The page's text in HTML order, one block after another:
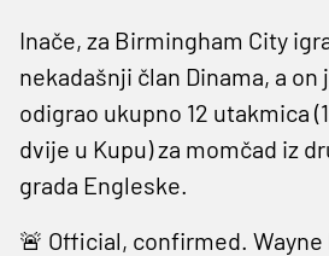
Inače, za Birmingham City
nekadašnji član Dinama, a on
odigrao ukupno 12 utakmica
dvije u Kupu) za momčad iz
grada Engleske.
🚨 Official, confirmed. Wayne